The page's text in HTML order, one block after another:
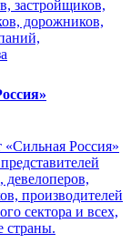
Россия»
девелоперов,
производителей
сектора и всех,
страны.